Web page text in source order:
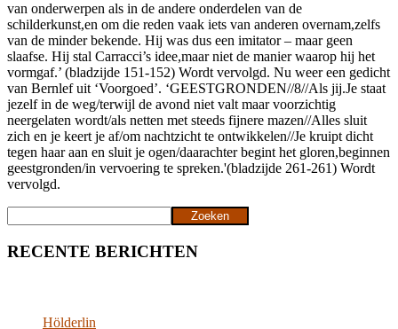
van onderwerpen als in de andere onderdelen van de
schilderkunst,en om die reden vaak iets van anderen overnam,zelfs
van de minder bekende. Hij was dus een imitator – maar geen
slaafse. Hij stal Carracci’s idee,maar niet de manier waarop hij het
vormgaf.’ (bladzijde 151-152) Wordt vervolgd. Nu weer een gedicht
van Bernlef uit ‘Voorgoed’. ‘GEESTGRONDEN//8//Als jij.Je staat
jezelf in de weg/terwijl de avond niet valt maar voorzichtig
neergelaten wordt/als netten met steeds fijnere mazen//Alles sluit
zich en je keert je af/om nachtzicht te ontwikkelen//Je kruipt dicht
tegen haar aan en sluit je ogen/daarachter begint het gloren,beginnen
geestgronden/in vervoering te spreken.'(bladzijde 261-261) Wordt
vervolgd.
Zoeken
RECENTE BERICHTEN
Hölderlin